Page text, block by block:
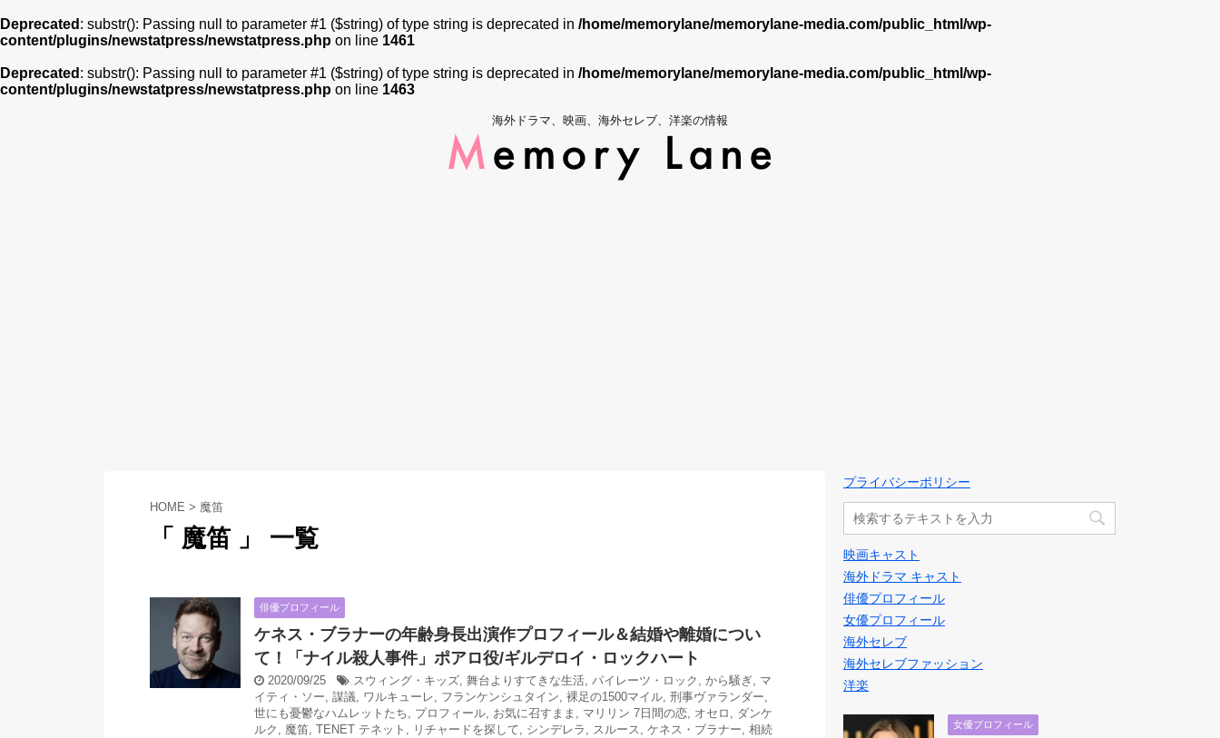
Deprecated : substr(): Passing null to parameter #1 ($string) of type string is deprecated in /home/memorylane/memorylane-media.com/public_html/wp-
content/plugins/newstatpress/newstatpress.php on line 1461
Deprecated : substr(): Passing null to parameter #1 ($string) of type string is deprecated in /home/memorylane/memorylane-media.com/public_html/wp-
content/plugins/newstatpress/newstatpress.php on line 1463
海外ドラマ、映画、海外セレブ、洋楽の情報
HOME > 魔笛
「 魔笛 」 一覧
俳優プロフィール
ケネス・ブラナーの年齢身長出演作プロフィール＆結婚や離婚につい
て！「ナイル殺人事件」ポアロ役/ギルデロイ・ロックハート
2020/09/25 スウィング・キッズ, 舞台よりすてきな生活, パイレーツ・ロック , から騒ぎ, マ
イティ・ソー, 謀議, ワルキューレ, フランケンシュタイン, 裸足の1500マイル, 刑事ヴァランダー,
世にも憂鬱なハムレットたち, プロフィール, お気に召すまま , マリリン 7日間の恋, オセロ , ダンケ
ルク , 魔笛, TENET テネット , リチャードを探して, シンデレラ , スルース, ケネス・ブラナー, 相続
プライバシーポリシー
映画キャスト
海外ドラマ キャスト
俳優プロフィール
女優プロフィール
海外セレブ
海外セレブファッション
洋楽
女優プロフィール